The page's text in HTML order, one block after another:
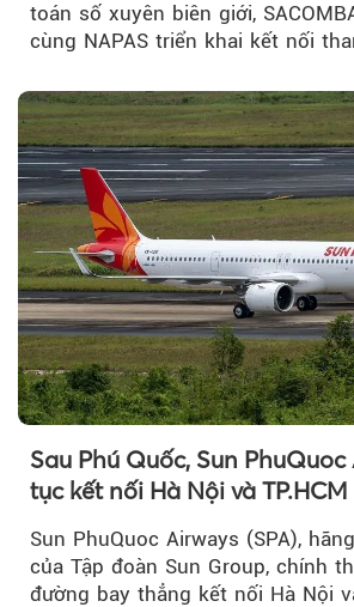
toán số xuyên biên giới,
cùng NAPAS triển khai kết nối
Sau Phú Quốc, Sun
tục kết nối Hà Nội và
Sun PhuQuoc Airways (SPA),
của Tập đoàn Sun Group, chính
đường bay thẳng kết nối Hà Nội